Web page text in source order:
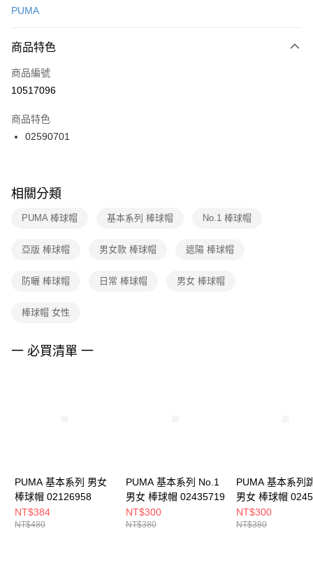
便利好安心！
３．安心：先確認商品／服務後，再付款。
【「AFTEE先享後付」結帳流程】
１．於結帳方式選擇「AFTEE先享後付」後，將跳轉至「AFTEE先享後付」
２．訂單成立數日內，您將收到繳費通知簡訊。
３．收到繳費通知簡訊後14天內，點擊此簡訊中的連結，可透過四大超商／
ATM／網路銀行／等多元方式進行付款，方視為交易完成。
※ 交易是否成功請以「AFTEE先享後付 」之結帳頁面顯示為準，若有關於
是否繳費成功／繳費後需取消欲退款等相關疑問，請聯繫「AFTEE先享後付
客戶支援中心」https://netprotections.freshdesk.com/support/home
１．透過由恩沛科技股份有限公司提供之「AFTEE先享後付」服務完成之交
權轉讓予恩沛科技股份有限公司。
３．未成年的使用者請事先徵得法定代理人或監護人之同意方可使用
４．使用「AFTEE先享後付」時，將依據個別帳號之用戶狀況，依本公司即
運送方式
每筆NT$100，滿NT$1,500(含以上)免運費
宅配
每筆NT$100，滿NT$1,500(含以上)免運費
付款後門市自取
每筆NT$100，滿NT$1,500(含以上)免運費
PUMA
商品特色
商品編號
10517096
商品特色
02590701
相關分類
PUMA 棒球帽 基本系列 棒球帽 No.1 棒球帽
亞版 棒球帽 男女款 棒球帽 遮陽 棒球帽
防曬 棒球帽 日常 棒球帽 男女 棒球帽
棒球帽 女性
一 必買清單 一
PUMA 基本系列 男女
棒球帽 02126958
NT$384
NT$480
PUMA 基本系列 No.1
男女 棒球帽 02435719
NT$300
NT$380
PUMA 基本系列
男女 棒球帽
NT$300
NT$380